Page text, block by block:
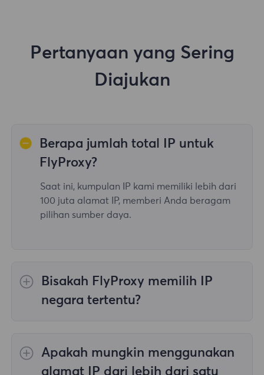
Pertanyaan yang Sering
Diajukan
Berapa jumlah total IP untuk
FlyProxy?
Saat ini, kumpulan IP kami memiliki lebih dari
100 juta alamat IP, memberi Anda beragam
pilihan sumber daya.
Bisakah FlyProxy memilih IP
negara tertentu?
negara/wilayah di seluruh dunia; Proksi
Perumahan Tanpa Batas
tidak mendukung
Apakah mungkin menggunakan
alamat IP dari lebih dari satu